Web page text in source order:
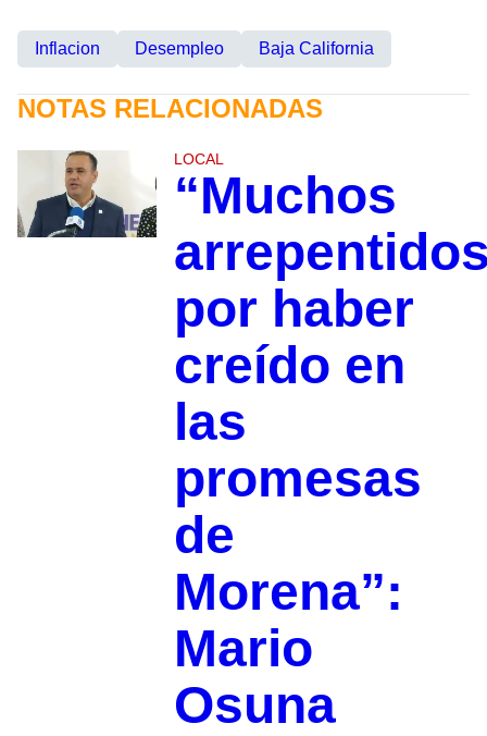
Inflacion Desempleo Baja California
NOTAS RELACIONADAS
LOCAL
“Muchos
por haber
creído en
las
promesas
de
Morena”:
Mario
Osuna